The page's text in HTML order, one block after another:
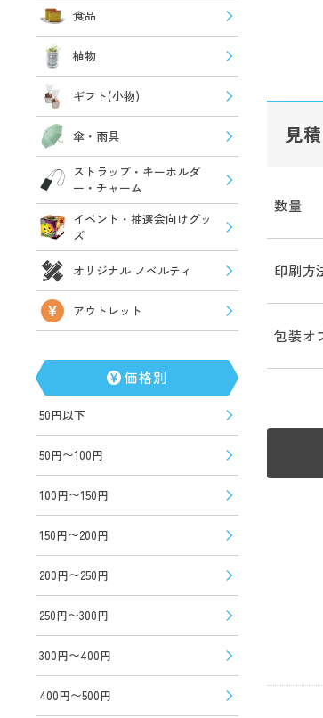
食品
植物
ギフト(小物)
傘・雨具
ストラップ・キーホルダ
ー・チャーム
イベント・抽選会向けグッ
ズ
オリジナル ノベルティ
アウトレット
価格別
50円以下
50円〜100円
100円〜150円
150円〜200円
200円〜250円
250円〜300円
300円〜400円
400円〜500円
見
数量
印刷方
包装オ